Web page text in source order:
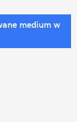
medium w